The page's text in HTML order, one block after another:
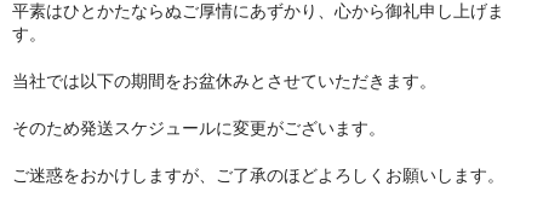
ポータブルドロップ
平素はひとかたならぬご厚情にあずかり、心から御礼申し上げま
す。
当社では以下の期間をお盆休みとさせていただきます。
そのため発送スケジュールに変更がございます。
ご迷惑をおかけしますが、ご了承のほどよろしくお願いします。